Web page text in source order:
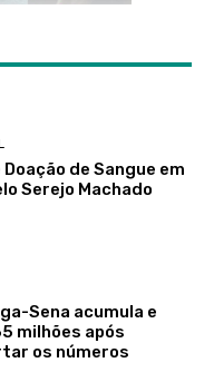
de Sangue em
Serejo Machado
Sena acumula e
milhões após
os números